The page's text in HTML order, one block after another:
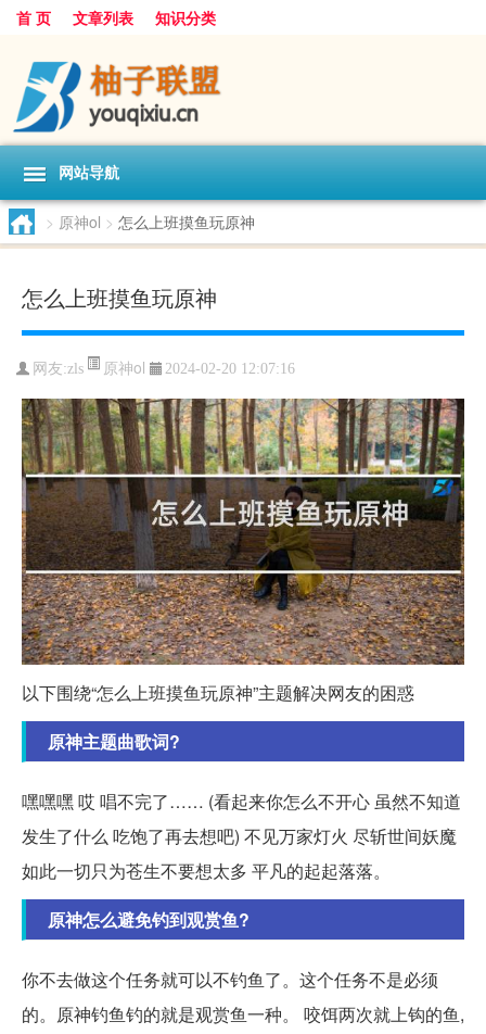
首 页 文章列表 知识分类
网站导航
> 原神ol > 怎么上班摸鱼玩原神
怎么上班摸鱼玩原神
网友:zls 原神ol 2024-02-20 12:07:16
以下围绕“怎么上班摸鱼玩原神”主题解决网友的困惑
原神主题曲歌词?
嘿嘿嘿 哎 唱不完了…… (看起来你怎么不开心 虽然不知道
发生了什么 吃饱了再去想吧) 不见万家灯火 尽斩世间妖魔
如此一切只为苍生不要想太多 平凡的起起落落。
原神怎么避免钓到观赏鱼?
你不去做这个任务就可以不钓鱼了。这个任务不是必须
的。原神钓鱼钓的就是观赏鱼一种。 咬饵两次就上钩的鱼,